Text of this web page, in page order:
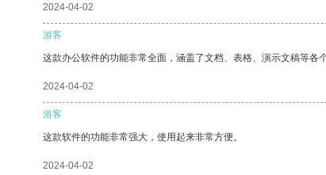
2024-04-02
游客
这款办公软件的功能非常全面，涵盖了文档、表格、演示文稿等各
2024-04-02
游客
这款软件的功能非常强大，使用起来非常方便。
2024-04-02